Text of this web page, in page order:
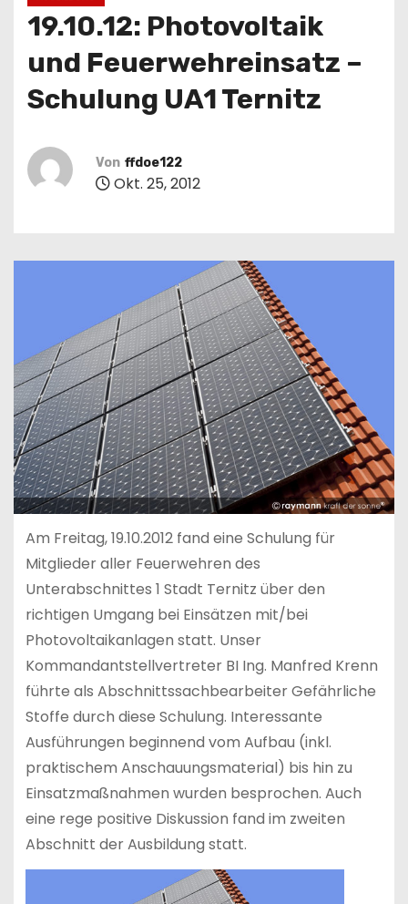
19.10.12: Photovoltaik
und Feuerwehreinsatz –
Schulung UA1 Ternitz
Von ffdoe122
Okt. 25, 2012
Am Freitag, 19.10.2012 fand eine Schulung für
Mitglieder aller Feuerwehren des
Unterabschnittes 1 Stadt Ternitz über den
richtigen Umgang bei Einsätzen mit/bei
Photovoltaikanlagen statt. Unser
Kommandantstellvertreter BI Ing. Manfred Krenn
führte als Abschnittssachbearbeiter Gefährliche
Stoffe durch diese Schulung. Interessante
Ausführungen beginnend vom Aufbau (inkl.
praktischem Anschauungsmaterial) bis hin zu
Einsatzmaßnahmen wurden besprochen. Auch
eine rege positive Diskussion fand im zweiten
Abschnitt der Ausbildung statt.